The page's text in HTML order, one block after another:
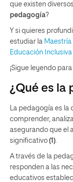
que existen
pedagogía?
Y si quieres
estudiar la
Educación Inclusiva
¡Sigue leyendo
¿Qué es la
La pedagogía es
comprender,
asegurando que el
significativo (1)
A través de la
responden a las
educativos